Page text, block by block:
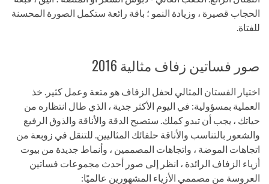
الحجاب قصيرة ، وزيادة النمو ؛ باقة رائعة ستكمل الصورة المحسنة
للفتاة.
صور فساتين زفاف مثالية 2016
اختيار الفستان المثالي لحفل الزفاف هو متعة وعمل كثير. خذ
العملية بمسؤولية: في اليوم الأكثر جدية ، الذي طال انتظاره من
حياتك ، يجب أن تبدو كملك. ستصبح الدقة والأناقة والذوق الرفيع
والشعور بالتناسب والأناقة حلفائك المثاليين. للتنقل في زوبعة من
اتجاهات الموضة ، واتجاهات المصممين ، وأنماط جديدة من بيوت
أزياء الزفاف الرائدة ، انظر إلى صور أحدث مجموعات فساتين
العروسة من مصممي الأزياء المشهورين عالميًا: